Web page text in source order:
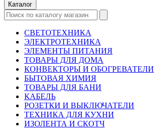
Каталог
СВЕТОТЕХНИКА
ЭЛЕКТРОТЕХНИКА
ЭЛЕМЕНТЫ ПИТАНИЯ
ТОВАРЫ ДЛЯ ДОМА
КОНВЕКТОРЫ И ОБОГРЕВАТЕЛИ
БЫТОВАЯ ХИМИЯ
ТОВАРЫ ДЛЯ БАНИ
КАБЕЛЬ
РОЗЕТКИ И ВЫКЛЮЧАТЕЛИ
ТЕХНИКА ДЛЯ КУХНИ
ИЗОЛЕНТА И СКОТЧ